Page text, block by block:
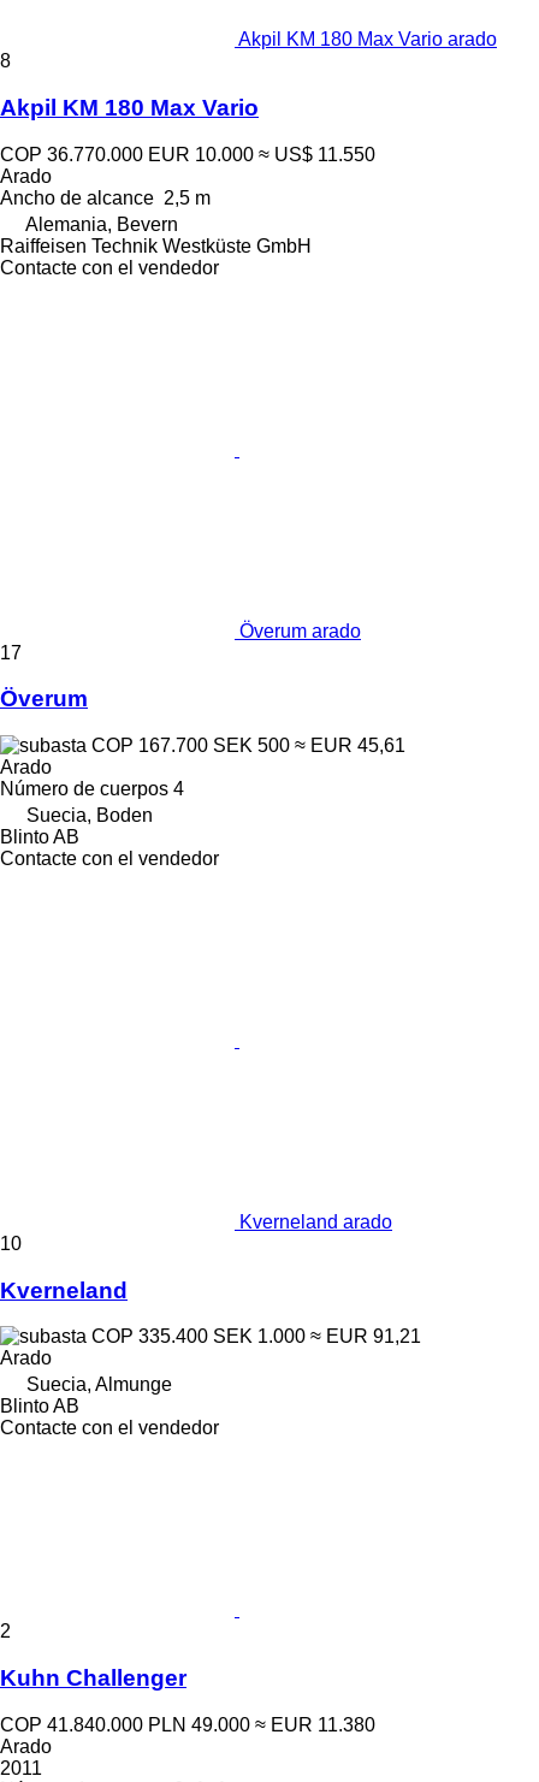
Akpil KM 180 Max Vario arado
8
Akpil KM 180 Max Vario
COP 36.770.000 EUR 10.000 ≈ US$ 11.550
Arado
Ancho de alcance 2,5 m
Alemania, Bevern
Raiffeisen Technik Westküste GmbH
Contacte con el vendedor
Överum arado
17
Överum
COP 167.700 SEK 500 ≈ EUR 45,61
Arado
Número de cuerpos 4
Suecia, Boden
Blinto AB
Contacte con el vendedor
Kverneland arado
10
Kverneland
COP 335.400 SEK 1.000 ≈ EUR 91,21
Arado
Suecia, Almunge
Blinto AB
Contacte con el vendedor
2
Kuhn Challenger
COP 41.840.000 PLN 49.000 ≈ EUR 11.380
Arado
2011